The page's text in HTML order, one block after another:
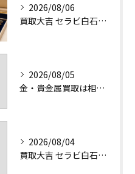
2026/08/06
買取大吉 セラビ白石店の金・貴金属買取で迷わない強み
2026/08/05
金・貴金属買取は相場急落日こそ査定のポイントを押さえる
2026/08/04
買取大吉 セラビ白石店の金・貴金属買取の流れ